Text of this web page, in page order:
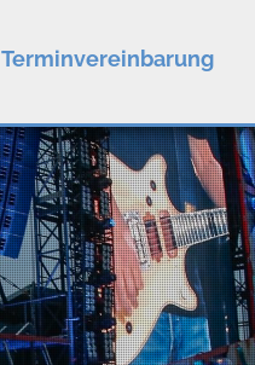
Terminvereinbarung